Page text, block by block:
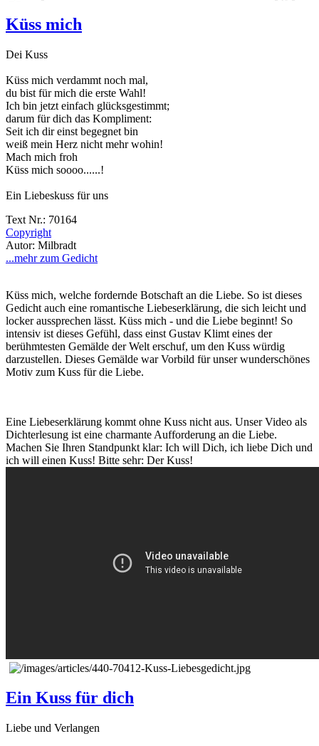
Küss mich
Dei Kuss
Küss mich verdammt noch mal,
du bist für mich die erste Wahl!
Ich bin jetzt einfach glücksgestimmt;
darum für dich das Kompliment:
Seit ich dir einst begegnet bin
weiß mein Herz nicht mehr wohin!
Mach mich froh
Küss mich soooo......!
Ein Liebeskuss für uns
Text Nr.: 70164
Copyright
Autor: Milbradt
...mehr zum Gedicht
Küss mich, welche fordernde Botschaft an die Liebe. So ist dieses
Gedicht auch eine romantische Liebeserklärung, die sich leicht und
locker aussprechen lässt. Küss mich - und die Liebe beginnt! So
intensiv ist dieses Gefühl, dass einst Gustav Klimt eines der
berühmtesten Gemälde der Welt erschuf, um den Kuss würdig
darzustellen. Dieses Gemälde war Vorbild für unser wunderschönes
Motiv zum Kuss für die Liebe.
Eine Liebeserklärung kommt ohne Kuss nicht aus. Unser Video als
Dichterlesung ist eine charmante Aufforderung an die Liebe.
Machen Sie Ihren Standpunkt klar: Ich will Dich, ich liebe Dich und
ich will einen Kuss! Bitte sehr: Der Kuss!
Ein Kuss für dich
Liebe und Verlangen